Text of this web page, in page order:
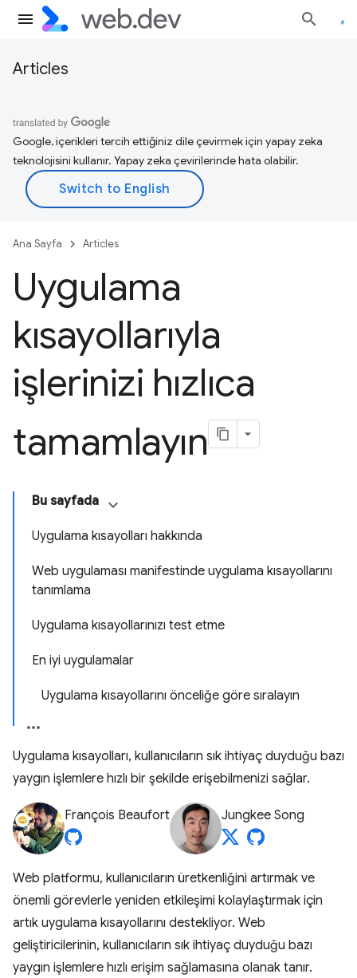
Articles
Google, içerikleri tercih ettiğiniz dile çevirmek için yapay zeka
teknolojisini kullanır. Yapay zeka çevirilerinde hata olabilir.
Ana Sayfa Articles
Uygulama
kısayollarıyla
işlerinizi hızlıca
tamamlayın
Bu sayfada
Uygulama kısayolları hakkında
Web uygulaması manifestinde uygulama kısayollarını
tanımlama
Uygulama kısayollarınızı test etme
En iyi uygulamalar
Uygulama kısayollarını önceliğe göre sıralayın
Uygulama kısayolları, kullanıcıların sık ihtiyaç duyduğu bazı
yaygın işlemlere hızlı bir şekilde erişebilmenizi sağlar.
François Beaufort Jungkee Song
Web platformu, kullanıcıların üretkenliğini artırmak ve
önemli görevlerle yeniden etkileşimi kolaylaştırmak için
artık uygulama kısayollarını destekliyor. Web
geliştiricilerinin, kullanıcıların sık ihtiyaç duyduğu bazı
yaygın işlemlere hızlı erişim sağlamasına olanak tanır.